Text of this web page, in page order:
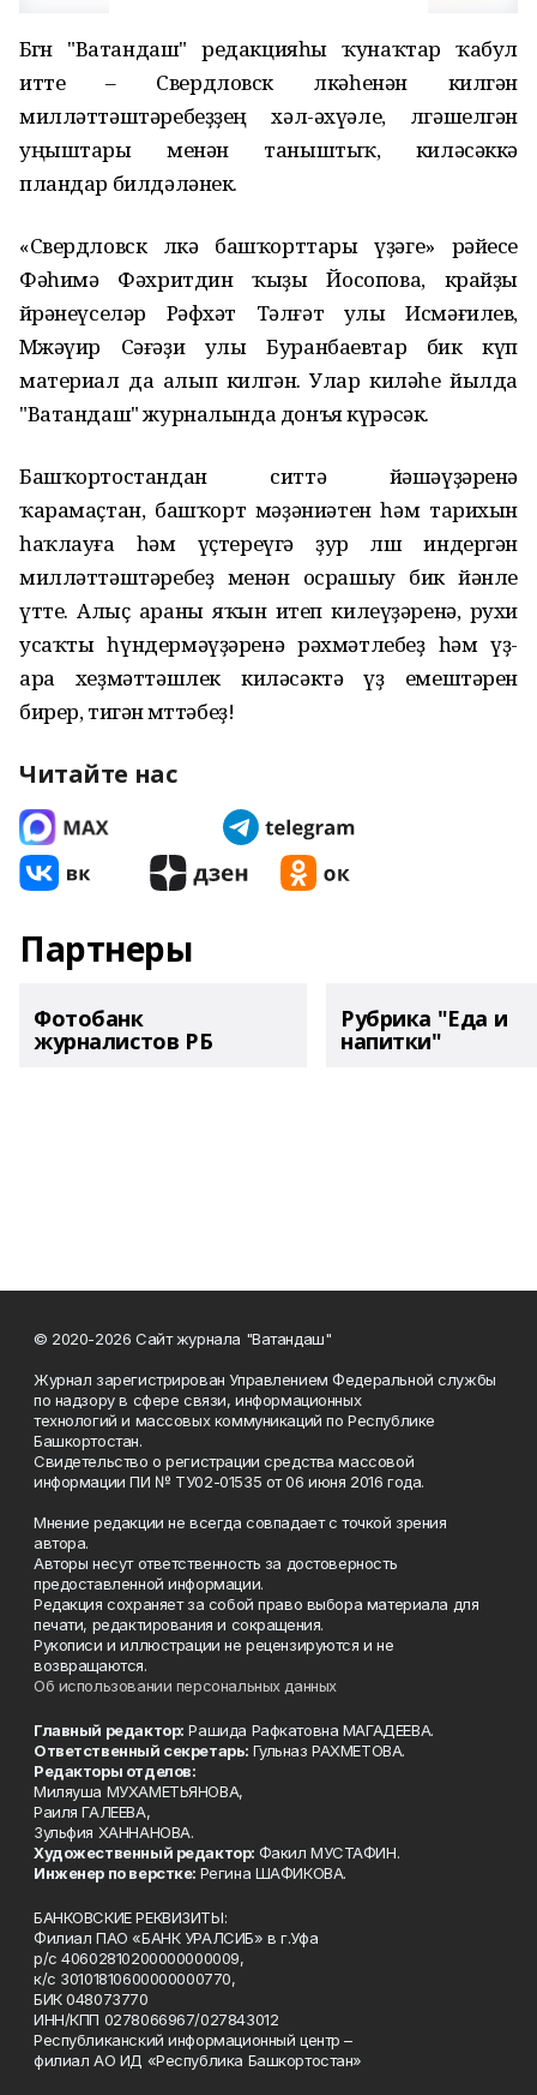
Бөгөн "Ватандаш" редакцияһы ҡунаҡтар ҡабул
итте – Свердловск өлкәһенән килгән
милләттәштәребеҙҙең хәл-әхүәле, өлгәшелгән
уңыштары менән таныштыҡ, киләсәккә
пландар билдәләнек.
«Свердловск өлкә башҡорттары үҙәге» рәйесе
Фәһимә Фәхритдин ҡыҙы Йосопова, крайҙы
өйрәнеүселәр Рәфхәт Тәлғәт улы Исмәғилев,
Мөжәүир Сәғәҙи улы Буранбаевтар бик күп
материал да алып килгән. Улар киләһе йылда
"Ватандаш" журналында донъя күрәсәк.
Башҡортостандан ситтә йәшәүҙәренә
ҡарамаҫтан, башҡорт мәҙәниәтен һәм тарихын
һаҡлауға һәм үҫтереүгә ҙур өлөш индергән
милләттәштәребеҙ менән осрашыу бик йәнле
үтте. Алыҫ араны яҡын итеп килеүҙәренә, рухи
усаҡты һүндермәүҙәренә рәхмәтлебеҙ һәм үҙ-
ара хеҙмәттәшлек киләсәктә үҙ емештәрен
бирер, тигән өмөттәбеҙ!
Читайте нас
Партнеры
Фотобанк
журналистов РБ
Рубрика "Еда и
напитки"
© 2020-2026 Сайт журнала "Ватандаш"
Журнал зарегистрирован Управлением Федеральной службы
по надзору в сфере связи, информационных
технологий и массовых коммуникаций по Республике
Башкортостан.
Свидетельство о регистрации средства массовой
информации ПИ № ТУ02-01535 от 06 июня 2016 года.
Мнение редакции не всегда совпадает с точкой зрения
автора.
Авторы несут ответственность за достоверность
предоставленной информации.
Редакция сохраняет за собой право выбора материала для
печати, редактирования и сокращения.
Рукописи и иллюстрации не рецензируются и не
возвращаются.
Об использовании персональных данных
Главный редактор: Рашида Рафкатовна МАГАДЕЕВА.
Ответственный секретарь: Гульназ РАХМЕТОВА.
Редакторы отделов:
Миляуша МУХАМЕТЬЯНОВА,
Раиля ГАЛЕЕВА,
Зульфия ХАННАНОВА.
Художественный редактор: Факил МУСТАФИН.
Инженер по верстке: Регина ШАФИКОВА.
БАНКОВСКИЕ РЕКВИЗИТЫ:
Филиал ПАО «БАНК УРАЛСИБ» в г.Уфа
р/с 40602810200000000009,
к/с 30101810600000000770,
БИК 048073770
ИНН/КПП 0278066967/027843012
Республиканский информационный центр –
филиал АО ИД «Республика Башкортостан»